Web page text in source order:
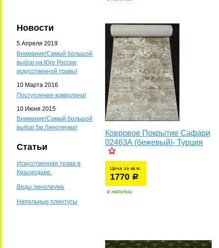
Новости
5 Апреля 2019
Внимание!Самый большой
выбор на Юге России
искусственной травы!
10 Марта 2016
Поступление ковролина!
10 Июня 2015
Внимание!Самый большой
выбор 5м Линолеума!
Статьи
Искусственная трава в
Краснодаре.
Виды линолеума
Напольные плинтусы
Ковровое Покрытие Сафари
02463А (бежевый)- Турция
Цена за кв.м.
1770 р
в наличии